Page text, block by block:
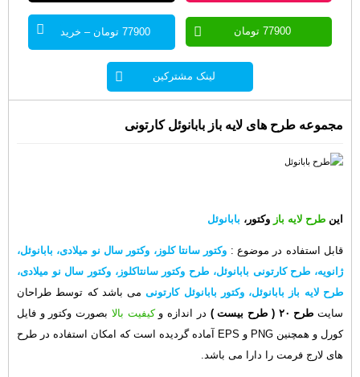
77900 تومان 77900 تومان – خرید
لینک مشترکین
مجموعه طرح های لایه باز بابانوئل کارتونی
این طرح لایه باز وکتور، بابانوئل
قابل استفاده در موضوع : وکتور سانتا کلوز، وکتور سال نو میلادی، بابانوئل،
ژانویه، طرح کارتونی بابانوئل، طرح وکتور سانتاکلوز، وکتور سال نو میلادی،
طرح لایه باز بابانوئل، وکتور بابانوئل کارتونی می باشد که توسط طراحان
سایت طرح ۲۰ ( طرح بیست ) در اندازه وکیفیت بالا بصورت وکتور و فایل
کورل و همچنین PNG و EPS آماده گردیده است که امکان استفاده در طرح
های لارج فرمت را دارا می باشد.